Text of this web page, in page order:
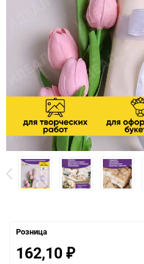
Розница
162,10 ₽